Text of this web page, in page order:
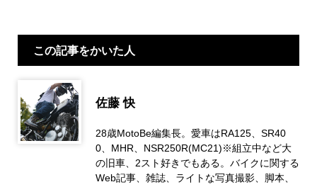
この記事をかいた人
佐藤 快
28歳MotoBe編集長。愛車はRA125、SR40
0、MHR、NSR250R(MC21)※組立中など大
の旧車、2スト好きでもある。バイクに関する
Web記事、雑誌、ライトな写真撮影、脚本、